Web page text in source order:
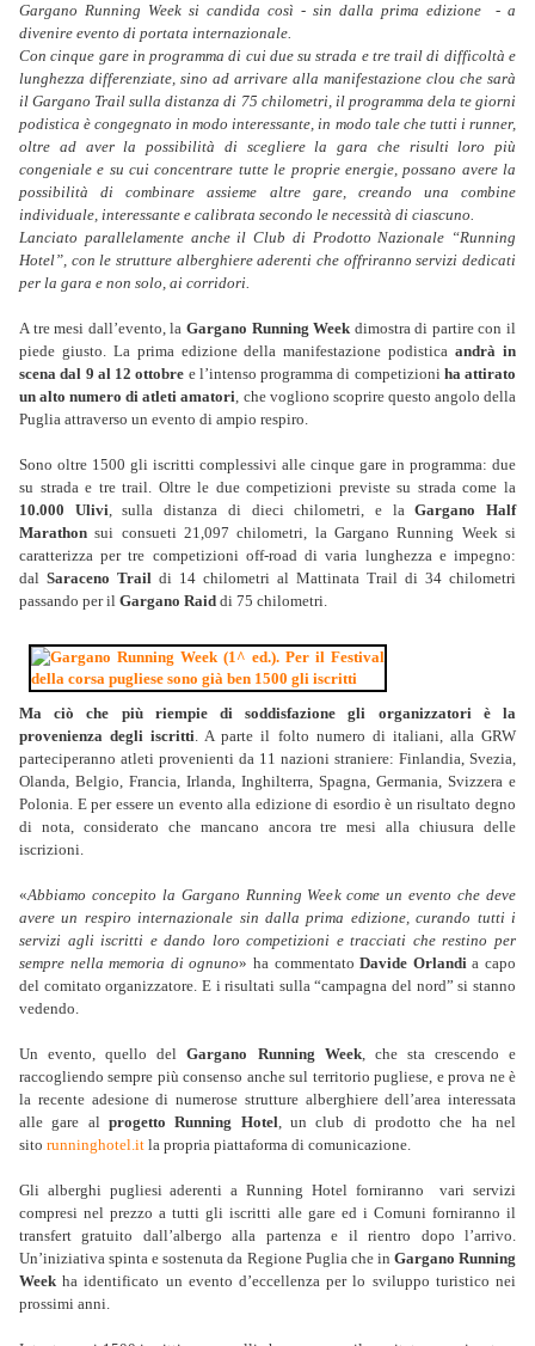
Gargano Running Week si candida così - sin dalla prima edizione - a
divenire evento di portata internazionale.
Con cinque gare in programma di cui due su strada e tre trail di difficoltà e
lunghezza differenziate, sino ad arrivare alla manifestazione clou che sarà
il Gargano Trail sulla distanza di 75 chilometri, il programma dela te giorni
podistica è congegnato in modo interessante, in modo tale che tutti i runner,
oltre ad aver la possibilità di scegliere la gara che risulti loro più
congeniale e su cui concentrare tutte le proprie energie, possano avere la
possibilità di combinare assieme altre gare, creando una combine
individuale, interessante e calibrata secondo le necessità di ciascuno.
Lanciato parallelamente anche il Club di Prodotto Nazionale “Running
Hotel”, con le strutture alberghiere aderenti che offriranno servizi dedicati
per la gara e non solo, ai corridori.
A tre mesi dall’evento, la Gargano Running Week dimostra di partire con il
piede giusto. Laprima edizione della manifestazione podisticaandrà in
scena dal 9 al 12 ottobre e l’intenso programma di competizioni ha attirato
un alto numero di atleti amatori, che vogliono scoprire questo angolo della
Puglia attraverso un evento di ampio respiro.
Sono oltre 1500 gli iscritti complessivi alle cinque gare in programma: due
su strada e tre trail. Oltre le due competizioni previste su strada come la
10.000 Ulivi, sulla distanza di dieci chilometri, e laGargano Half
Marathon sui consueti 21,097 chilometri, la Gargano Running Week si
caratterizza per tre competizioni off-road di varia lunghezza e impegno:
dal Saraceno Trail di 14 chilometri al Mattinata Trail di 34 chilometri
passando per il Gargano Raid di 75 chilometri.
Ma ciò che più riempie di soddisfazione gli organizzatori è la
provenienza degli iscritti. A parte il folto numero di italiani, alla GRW
parteciperanno atleti provenienti da 11 nazioni straniere: Finlandia, Svezia,
Olanda, Belgio, Francia, Irlanda, Inghilterra, Spagna, Germania, Svizzera e
Polonia. E per essere un evento alla edizione di esordio è un risultato degno
di nota, considerato che mancano ancora tre mesi alla chiusura delle
iscrizioni.
«Abbiamo concepito la Gargano Running Week come un evento che deve
avere un respiro internazionale sin dalla prima edizione, curando tutti i
servizi agli iscritti e dando loro competizioni e tracciati che restino per
sempre nella memoria di ognuno» ha commentatoDavide Orlandia capo
del comitato organizzatore. E i risultati sulla “campagna del nord” si stanno
vedendo.
Un evento, quello delGargano Running Week, che sta crescendo e
raccogliendo sempre più consenso anche sul territorio pugliese, e prova ne è
la recente adesione di numerose strutture alberghiere dell’area interessata
alle gare al progetto Running Hotel, un club di prodotto che ha nel
sito runninghotel.it la propria piattaforma di comunicazione.
Gli alberghi pugliesi aderenti a Running Hotel forniranno vari servizi
compresi nel prezzo a tutti gli iscritti alle gare ed i Comuni forniranno il
transfert gratuito dall’albergo alla partenza e il rientro dopo l’arrivo.
Un’iniziativa spinta e sostenuta da Regione Puglia che in Gargano Running
Week ha identificato un evento d’eccellenza per lo sviluppo turistico nei
prossimi anni.